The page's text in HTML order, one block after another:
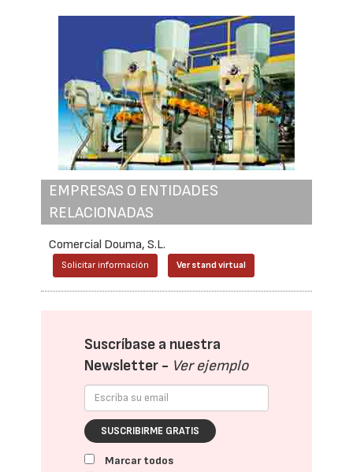
EMPRESAS O ENTIDADES
RELACIONADAS
Comercial Douma, S.L.
Solicitar información Ver stand virtual
Suscríbase a nuestra
Newsletter - Ver ejemplo
SUSCRIBIRME GRATIS
Marcar todos